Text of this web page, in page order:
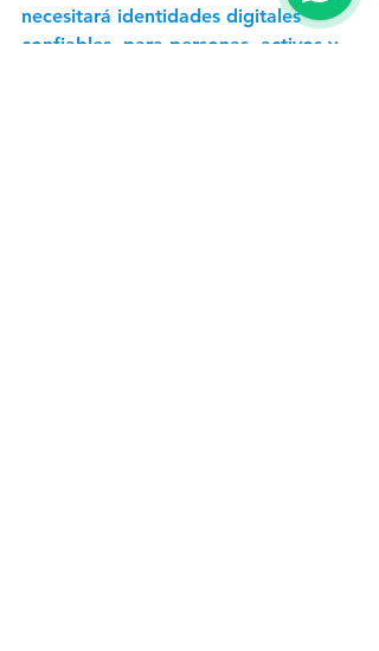
necesitará identidades digitales
confiables, para personas, activos y